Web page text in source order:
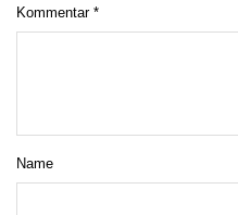
Kommentar *
Name